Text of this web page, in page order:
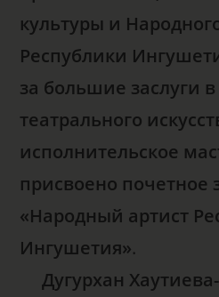
культуры и
Республики
за большие заслуги в
театрального
исполнительское
присвоено почетное
«Народный артист
Ингушетия».
Дугурхан